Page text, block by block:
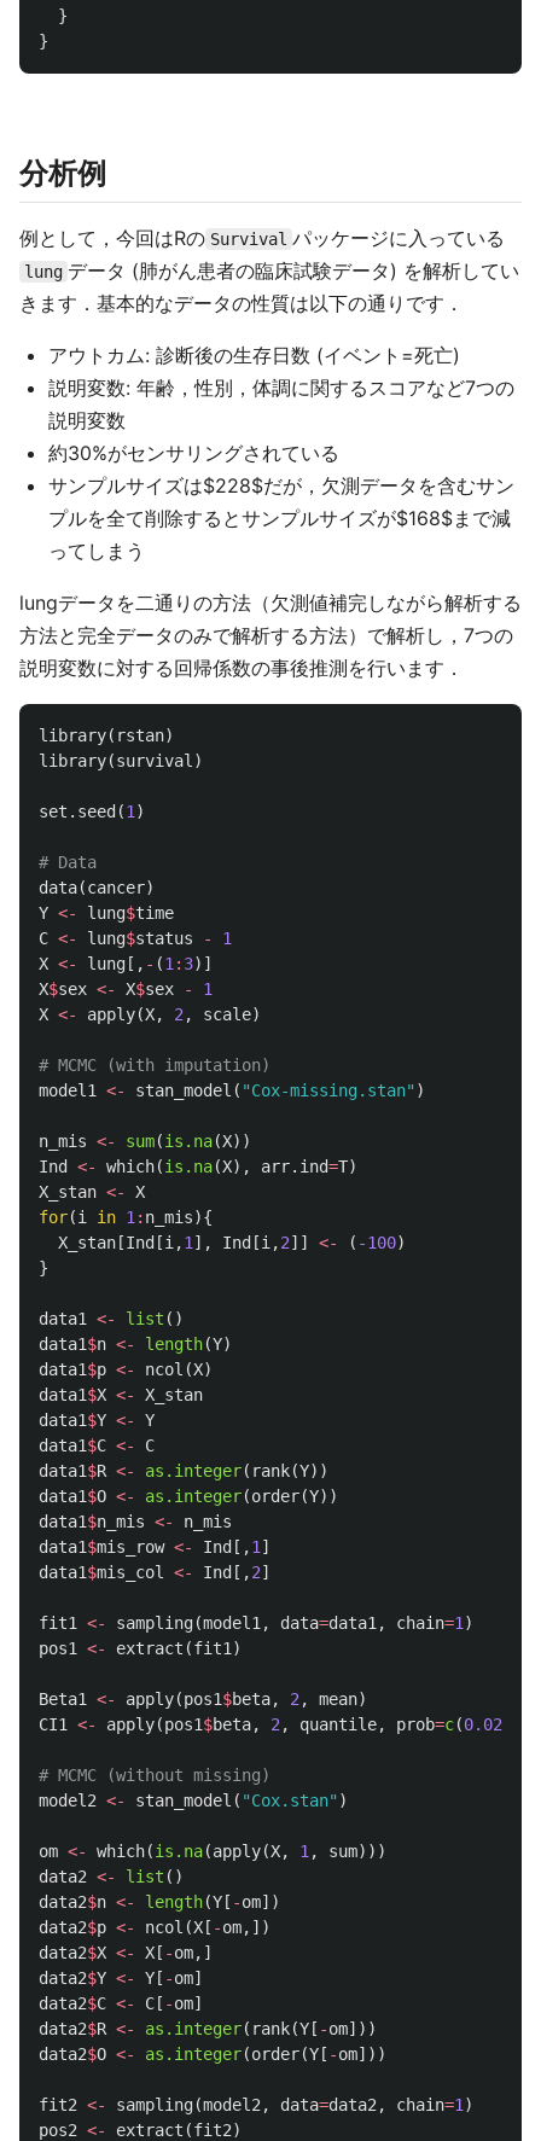
}
}
分析例
例として，今回はRの Survival パッケージに入っている
lung データ (肺がん患者の臨床試験データ) を解析してい
きます．基本的なデータの性質は以下の通りです．
アウトカム: 診断後の生存日数 (イベント=死亡)
説明変数: 年齢，性別，体調に関するスコアなど7つの
説明変数
約30%がセンサリングされている
サンプルサイズは$228$だが，欠測データを含むサン
プルを全て削除するとサンプルサイズが$168$まで減
ってしまう
lungデータを二通りの方法（欠測値補完しながら解析する
方法と完全データのみで解析する方法）で解析し，7つの
説明変数に対する回帰係数の事後推測を行います．
library( rstan)
library(survival )
set.seed (1 )
# Data
data(cancer)
Y <- lung$time
C <- lung$status -
1
X <- lung [, - (1 : 3)]
X$sex <- X$sex -
1
X <- apply(X, 2 , scale)
# MCMC (with imputation)
model1
<- stan_model ( "Cox-missing.stan" )
n_mis <- sum(is.na(X))
Ind
<- which(is.na(X), arr.ind=T)
X_stan <-
X
for(i in 1 : n_mis){
X_stan [Ind [i ,1 ], Ind [i ,2]] <- ( -100)
}
data1 <- list ()
data1$n <- length(Y)
data1$p <- ncol (X)
data1$X <-
X_stan
data1$Y <-
Y
data1$C <-
C
data1$R <- as.integer( rank(Y))
data1$O <- as.integer(order(Y))
data1$n_mis <-
n_mis
data1$mis_row <- Ind [,1 ]
data1$mis_col <- Ind [,2]
fit1 <- sampling(model1 , data=data1 , chain=1 )
pos1
<- extract (fit1 )
Beta1 <- apply(pos1$beta, 2 , mean)
CI1
<- apply(pos1$beta, 2 , quantile, prob=c(0.025
# MCMC (without missing)
model2 <- stan_model ( "Cox.stan" )
om <- which(is.na(apply(X, 1 , sum)))
data2 <- list ()
data2$n <- length(Y [ -om])
data2$p <- ncol (X [ -om,])
data2$X <- X [ -om,]
data2$Y <- Y [ -om]
data2$C <- C [ -om]
data2$R <- as.integer( rank(Y [ -om]))
data2$O <- as.integer(order(Y [ -om]))
fit2 <- sampling(model2 , data=data2 , chain=1 )
pos2 <- extract (fit2)